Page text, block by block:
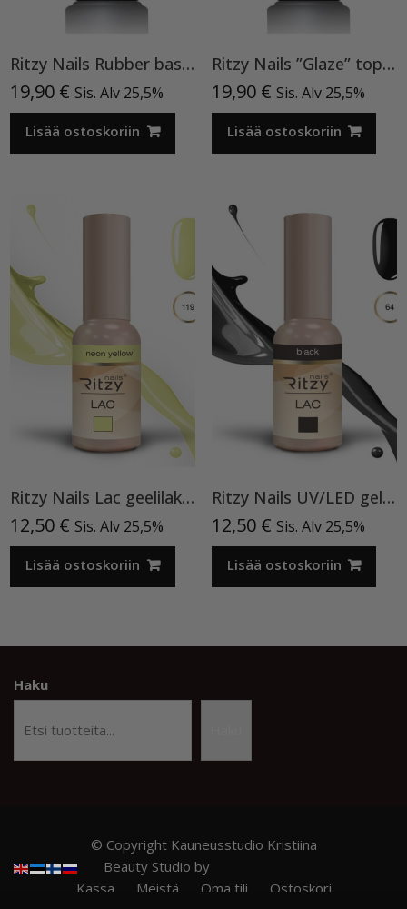
Ritzy Nails Rubber base ”Pink Pearl” pohjageeli, 15 ml
19,90 € Sis. Alv 25,5%
Lisää ostoskoriin
Ritzy Nails ”Glaze” top TPO vapaa
19,90 € Sis. Alv 25,5%
Lisää ostoskoriin
Ritzy Nails Lac geelilakka ”Neon Yellow”119 , 9ml TPO vapaa
12,50 € Sis. Alv 25,5%
Lisää ostoskoriin
Ritzy Nails UV/LED gel polish ”Black” 64, 9ml, geelilakka TPO vapaa
12,50 € Sis. Alv 25,5%
Lisää ostoskoriin
Haku
© Copyright Kauneusstudio Kristiina
Beauty Studio by
Kassa
Meistä Oma tili
Ostoskori